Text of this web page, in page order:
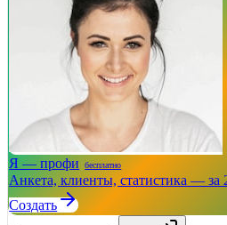
Я — профи бесплатно
Анкета, клиенты, статистика — за
Создать